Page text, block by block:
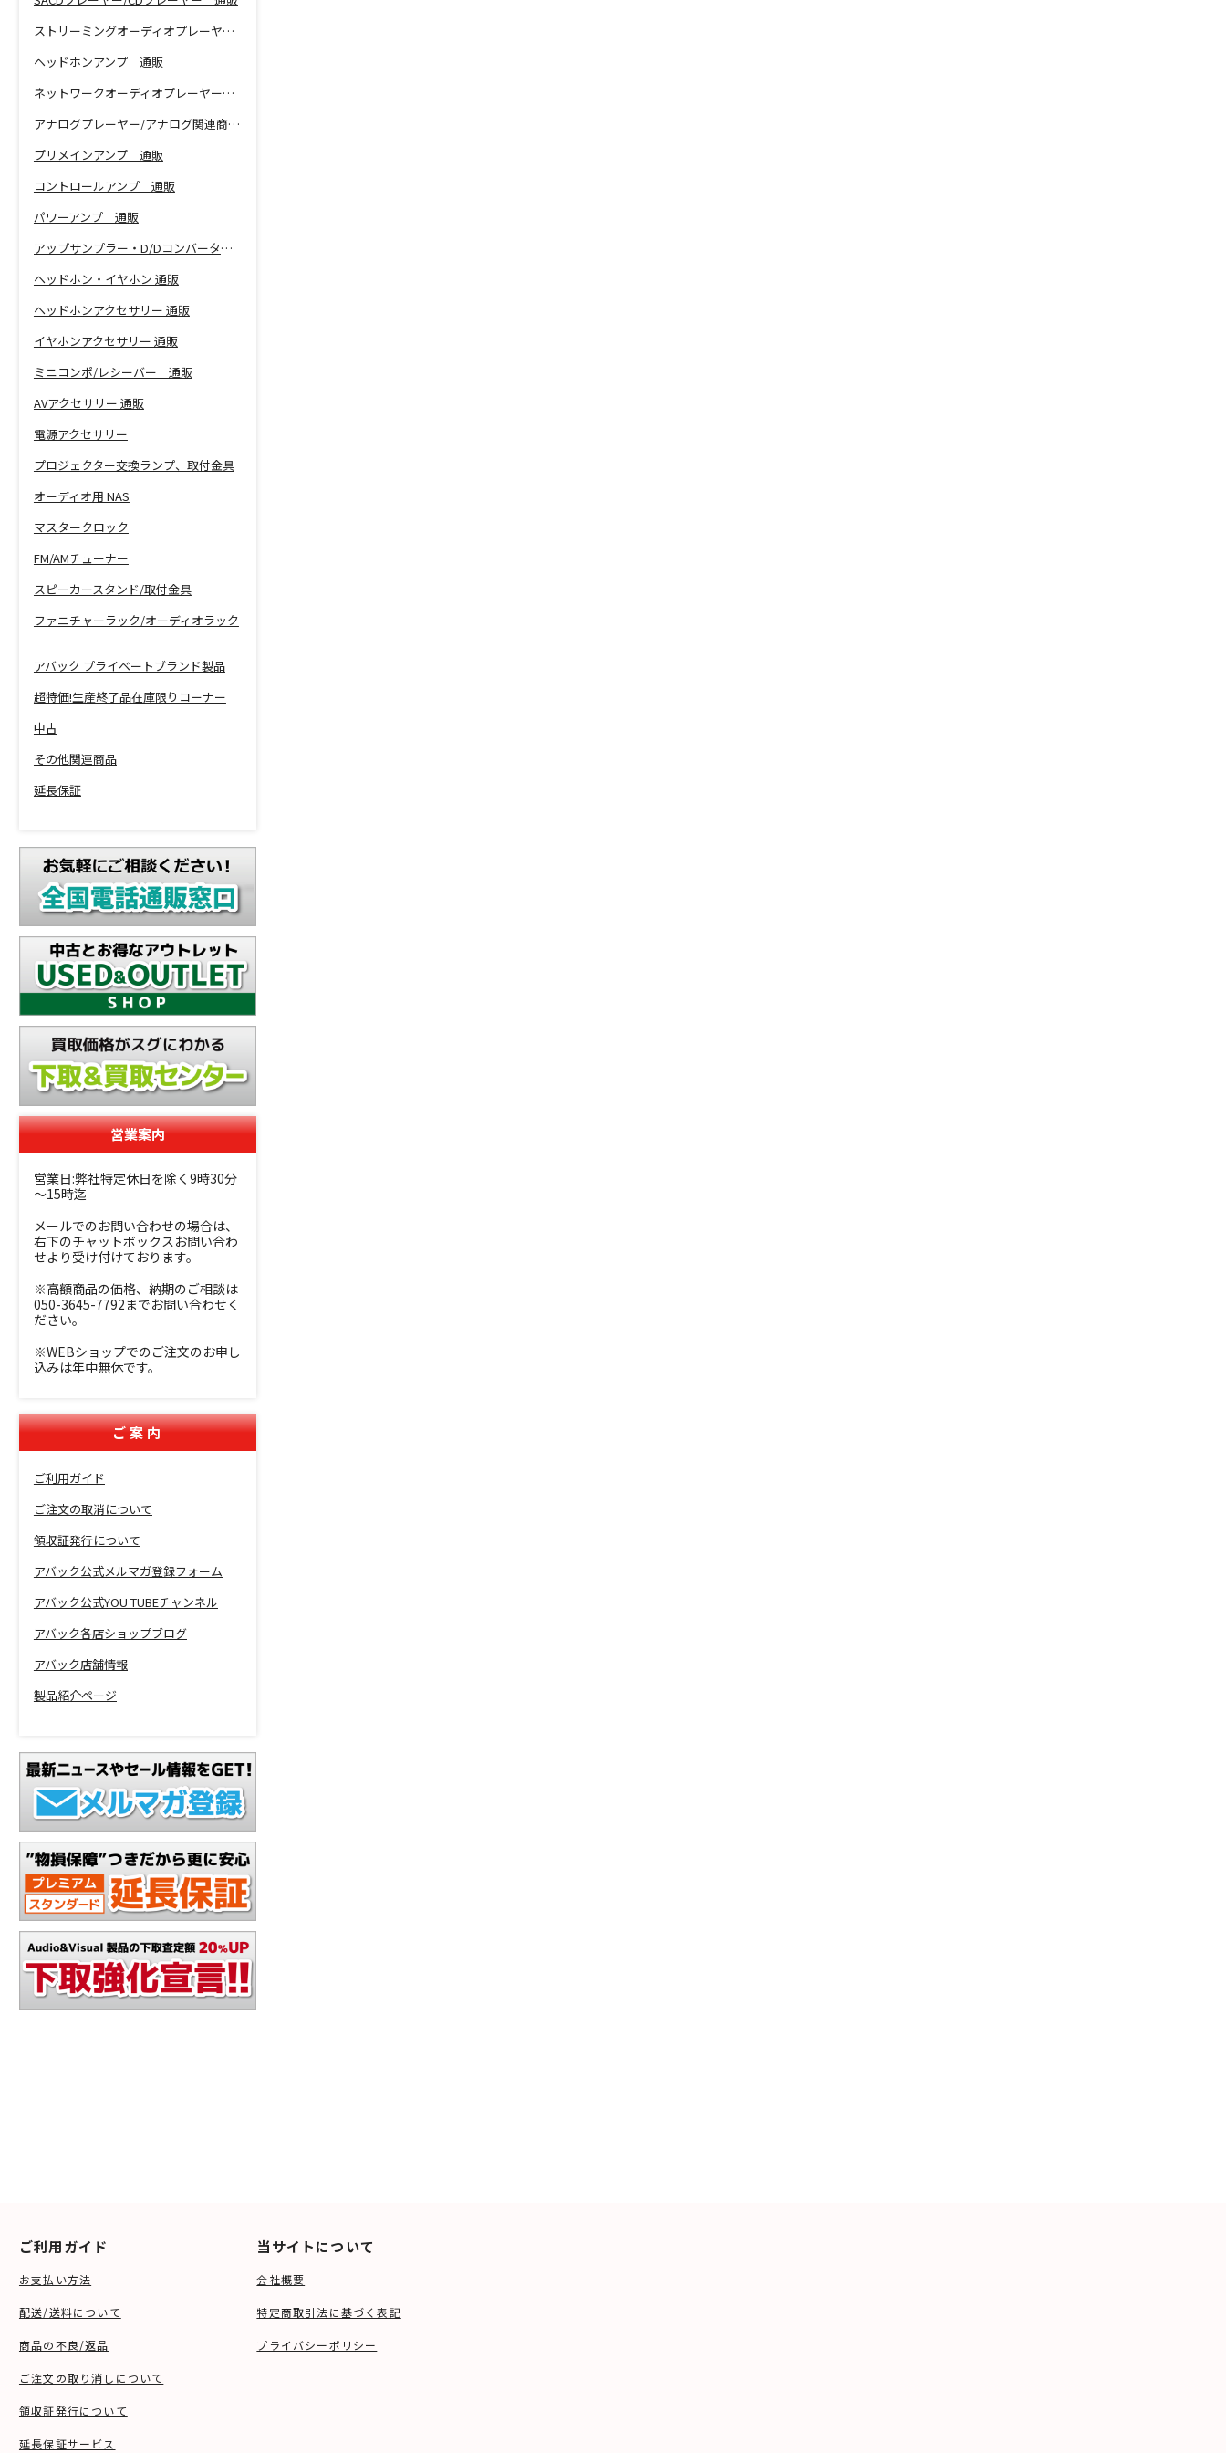
ストリーミングオーディオプレーヤー 通販
ヘッドホンアンプ 通販
ネットワークオーディオプレーヤー 通販
アナログプレーヤー/アナログ関連商品 通販
プリメインアンプ 通販
コントロールアンプ 通販
パワーアンプ 通販
アップサンプラー・D/Dコンバーター 通販
ヘッドホン・イヤホン 通販
ヘッドホンアクセサリー 通販
イヤホンアクセサリー 通販
ミニコンポ/レシーバー 通販
AVアクセサリー 通販
電源アクセサリー
プロジェクター交換ランプ、取付金具
オーディオ用 NAS
マスタークロック
FM/AMチューナー
スピーカースタンド/取付金具
ファニチャーラック/オーディオラック
アバック プライベートブランド製品
超特価!生産終了品在庫限りコーナー
中古
その他関連商品
延長保証
営業案内
営業日:弊社特定休日を除く9時30分
～15時迄
メールでのお問い合わせの場合は、
右下のチャットボックスお問い合わ
せより受け付けております。
※高額商品の価格、納期のご相談は
050-3645-7792までお問い合わせく
ださい。
※WEBショップでのご注文のお申し
込みは年中無休です。
ご案内
ご利用ガイド
ご注文の取消について
領収証発行について
アバック公式メルマガ登録フォーム
アバック公式YOU TUBEチャンネル
アバック各店ショップブログ
アバック店舗情報
製品紹介ページ
ご利用ガイド
お支払い方法
配送/送料について
商品の不良/返品
ご注文の取り消しについて
領収証発行について
延長保証サービス
当サイトについて
会社概要
特定商取引法に基づく表記
プライバシーポリシー